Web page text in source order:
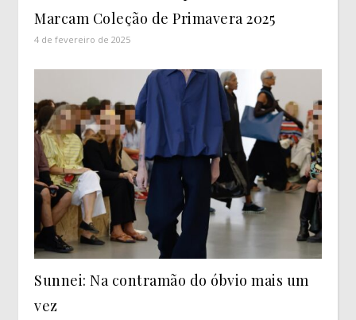
Marcam Coleção de Primavera 2025
4 de fevereiro de 2025
Sunnei: Na contramão do óbvio mais um
vez